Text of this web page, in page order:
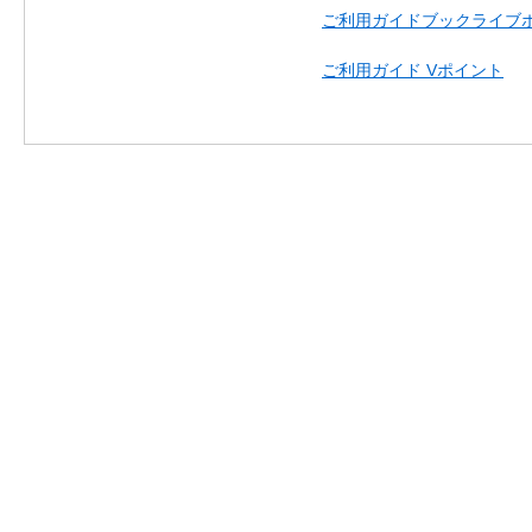
ご利用ガイドブックライブ
ご利用ガイド Vポイント